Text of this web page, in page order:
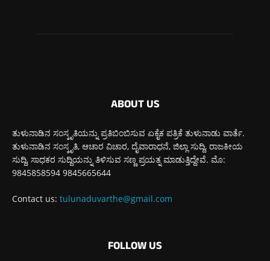
ABOUT US
ತುಳುನಾಡಿನ ಸಂಸ್ಕೃತಿಯನ್ನು ಪ್ರತಿಬಿಂಬಿಸುವ ಏಕೈಕ ಪತ್ರಿಕೆ ತುಳುನಾಡು ವಾರ್ತೆ.
ತುಳುನಾಡಿನ ಸಂಸ್ಕೃತಿ, ಆಚಾರ ವಿಚಾರ, ದೈವಾರಾಧನೆ, ಜಿಲ್ಲಾ ಸುದ್ದಿ, ರಾಜಕೀಯ
ಸುದ್ದಿ, ಸಾಧಕರ ಸುದ್ದಿಯನ್ನು ತಿಳಿಸುವ ಸಣ್ಣ ಪ್ರಯತ್ನ ಮಾಡುತ್ತಿದ್ದೇವೆ. ಮೊ:
9845858594 9845665644
Contact us: tulunaduvarthe@gmail.com
FOLLOW US